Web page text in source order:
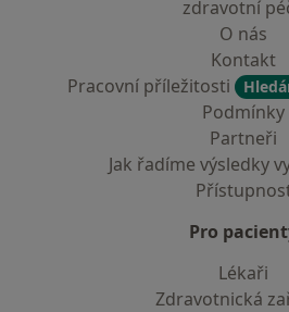
zdravotní
O nás
Kontakt
Pracovní příležitosti
Podmínky
Partneři
Jak řadíme výsledky
Pro
Lékaři
Zdravotnická